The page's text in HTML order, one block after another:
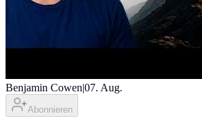
Benjamin Cowen|07. Aug.
Abonnieren